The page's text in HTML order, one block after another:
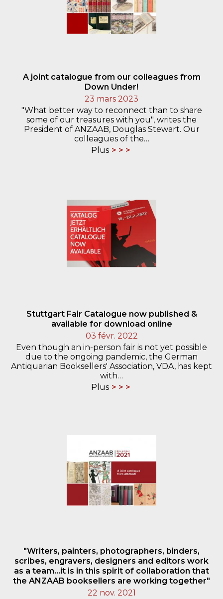
A joint catalogue from our colleagues from
Down Under!
23 mars 2023
"What better way to reconnect than to share
some of our treasures with you", writes the
President of ANZAAB, Douglas Stewart. Our
colleagues of the…
Plus
Stuttgart Fair Catalogue now published &
available for download online
03 févr. 2022
Even though an in-person fair is not yet possible
due to the ongoing pandemic, the German
Antiquarian Booksellers' Association, VDA, has kept
with…
Plus
"Writers, painters, photographers, binders,
scribes, engravers, designers and editors work
as a team...it is in this spirit of collaboration that
the ANZAAB booksellers are working together"
22 nov. 2021